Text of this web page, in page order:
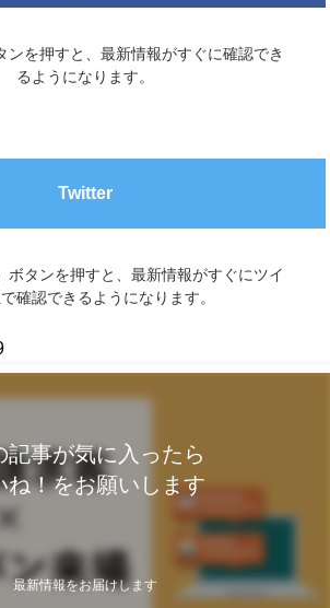
ンを押すと、最新情報がすぐに確認でき
るようになります。
Twitter
ボタンを押すと、最新情報がすぐにツイ
確認できるようになります。
記事が気に入ったら
ね！をお願いします
最新情報をお届けします